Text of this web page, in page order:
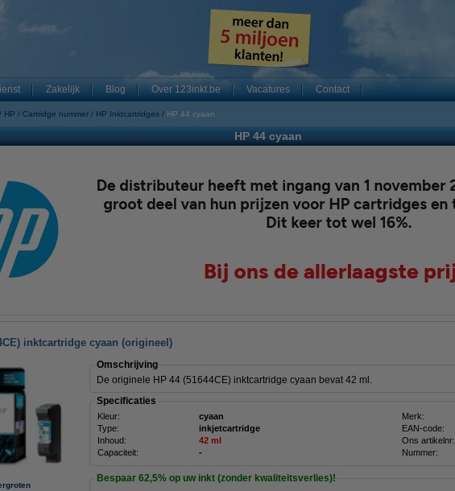
Zakelijk Blog Over 123inkt.be Vacatures Contact
HP Cartridge nummer HP Inktcartridges HP 44 cyaan
HP 44 cyaan
inktcartridge cyaan (origineel)
Omschrijving
De originele HP 44 (51644CE) inktcartridge cyaan bevat 42 ml.
Specificaties
Kleur: cyaan Merk:
Type:
inkjetcartridge EAN-code:
Inhoud:
42 ml Ons artikelnr:
Capaciteit:
- Nummer:
Bespaar 62,5% op uw inkt (zonder kwaliteitsverlies)!